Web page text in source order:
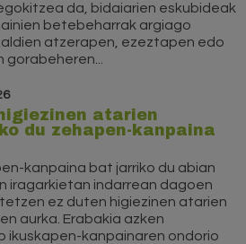
da, bidaiarien eskubideak
betebeharrak argiago
atzerapen, ezeztapen edo
gorabeheren...
atarien
du zehapen-kanpaina
kanpaina bat jarriko du abian
iragarkietan indarrean dagoen
ez duten higiezinen atarien
aurka. Erabakia azken
ikuskapen-kanpainaren ondorio